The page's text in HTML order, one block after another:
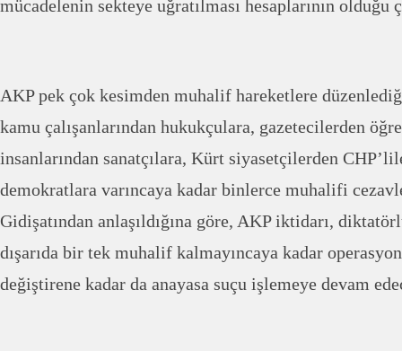
mücadelenin sekteye uğratılması hesaplarının olduğu
AKP pek çok kesimden muhalif hareketlere
kamu çalışanlarından hukukçulara, gazetecilerden
insanlarından sanatçılara, Kürt siyasetçilerden
demokratlara varıncaya kadar binlerce muhalifi
Gidişatından anlaşıldığına göre, AKP iktidarı,
dışarıda bir tek muhalif kalmayıncaya kadar
değiştirene kadar da anayasa suçu işlemeye devam